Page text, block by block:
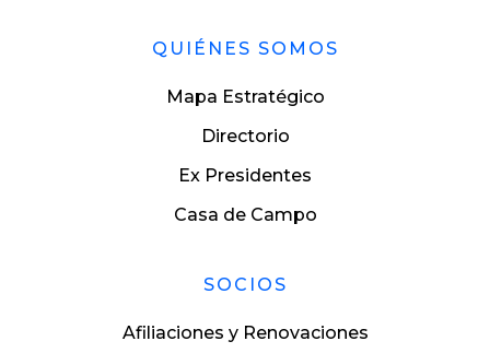
QUIÉNES SOMOS
Mapa Estratégico
Directorio
Ex Presidentes
Casa de Campo
SOCIOS
Afiliaciones y Renovaciones